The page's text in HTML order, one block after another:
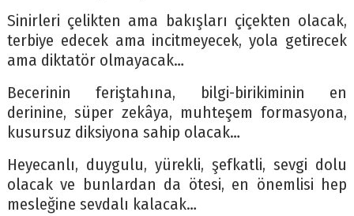
Sinirleri çelikten ama bakışları çiçekten olacak,
terbiye edecek ama incitmeyecek, yola getirecek
ama diktatör olmayacak…
Becerinin feriştahına, bilgi-birikiminin en
derinine, süper zekâya, muhteşem formasyona,
kusursuz diksiyona sahip olacak…
Heyecanlı, duygulu, yürekli, şefkatli, sevgi dolu
olacak ve bunlardan da ötesi, en önemlisi hep
mesleğine sevdalı kalacak…